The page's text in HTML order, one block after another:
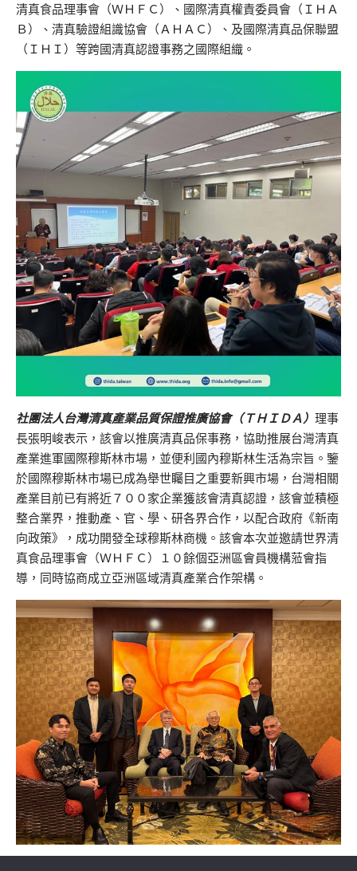
清真食品理事會（ＷＨＦＣ）、國際清真權責委員會（ＩＨＡ
Ｂ）、清真驗證組識協會（ＡＨＡＣ）、及國際清真品保聯盟
（ＩＨＩ）等跨國清真認證事務之國際組織。
社團法人台灣清真產業品質保證推廣協會（ＴＨＩＤＡ） 理事
長張明峻表示，該會以推廣清真品保事務，協助推展台灣清真
產業進軍國際穆斯林市場，並便利國內穆斯林生活為宗旨。鑒
於國際穆斯林市場已成為舉世矚目之重要新興市場，台灣相關
產業目前已有將近７００家企業獲該會清真認證，該會並積極
整合業界，推動產、官、學、研各界合作，以配合政府《新南
向政策》，成功開發全球穆斯林商機。該會本次並邀請世界清
真食品理事會（ＷＨＦＣ）１０餘個亞洲區會員機構蒞會指
導，同時協商成立亞洲區域清真產業合作架構。